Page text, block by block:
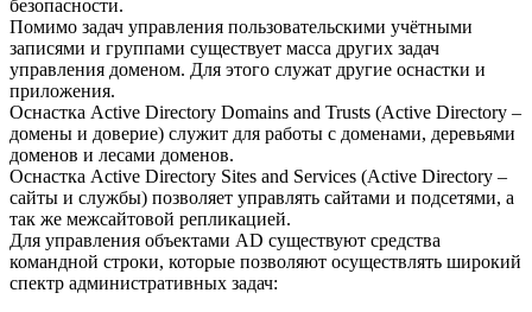
безопасности.
Помимо задач управления пользовательскими учётными
записями и группами существует масса других задач
управления доменом. Для этого служат другие оснастки и
приложения.
Оснастка Active Directory Domains and Trusts (Active Directory –
домены и доверие) служит для работы с доменами, деревьями
доменов и лесами доменов.
Оснастка Active Directory Sites and Services (Active Directory –
сайты и службы) позволяет управлять сайтами и подсетями, а
так же межсайтовой репликацией.
Для управления объектами AD существуют средства
командной строки, которые позволяют осуществлять широкий
спектр административных задач: